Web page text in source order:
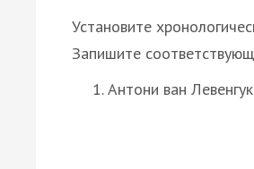
Установите
Запишите
Антони ван